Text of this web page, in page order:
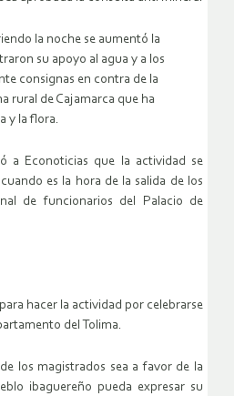
la noche se aumentó la
su apoyo al agua y a los
consignas en contra de la
rural de Cajamarca que ha
y la flora.
a Econoticias que la actividad se
es la hora de la salida de los
de funcionarios del Palacio de
hacer la actividad por celebrarse
del Tolima.
los magistrados sea a favor de la
ibaguereño pueda expresar su